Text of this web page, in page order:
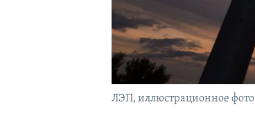
ЛЭП, иллюстрационное фото